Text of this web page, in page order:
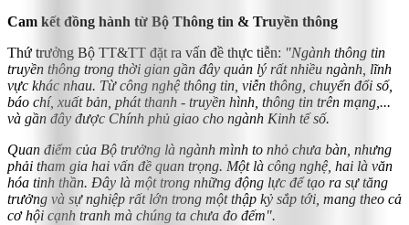
Cam kết đồng hành từ Bộ Thông tin & Truyền thông
Thứ trưởng Bộ TT&TT đặt ra vấn đề thực tiễn: "Ngành thông tin
truyền thông trong thời gian gần đây quản lý rất nhiều ngành, lĩnh
vực khác nhau. Từ công nghệ thông tin, viễn thông, chuyển đổi số,
báo chí, xuất bản, phát thanh - truyền hình, thông tin trên mạng,...
và gần đây được Chính phủ giao cho ngành Kinh tế số.
Quan điểm của Bộ trưởng là ngành mình to nhỏ chưa bàn, nhưng
phải tham gia hai vấn đề quan trọng. Một là công nghệ, hai là văn
hóa tinh thần. Đây là một trong những động lực để tạo ra sự tăng
trưởng và sự nghiệp rất lớn trong một thập kỷ sắp tới, mang theo cả
cơ hội cạnh tranh mà chúng ta chưa đo đếm".